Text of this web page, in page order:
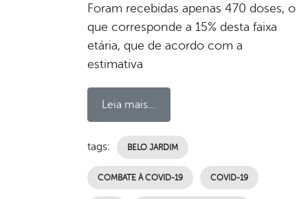
Foram recebidas apenas 470 doses, o
que corresponde a 15% desta faixa
etária, que de acordo com a
estimativa
Leia mais...
tags: BELO JARDIM
COMBATE À COVID-19 COVID-19